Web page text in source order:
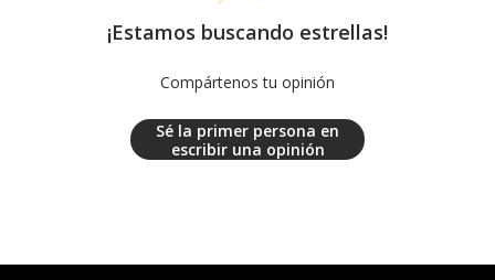
¡Estamos buscando estrellas!
Compártenos tu opinión
Sé la primer persona en
escribir una opinión